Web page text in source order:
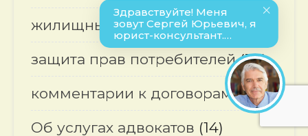
жилищные споры(26)
защита прав потребителей(36)
комментарии к договорам(14)
Об услугах адвокатов (14)